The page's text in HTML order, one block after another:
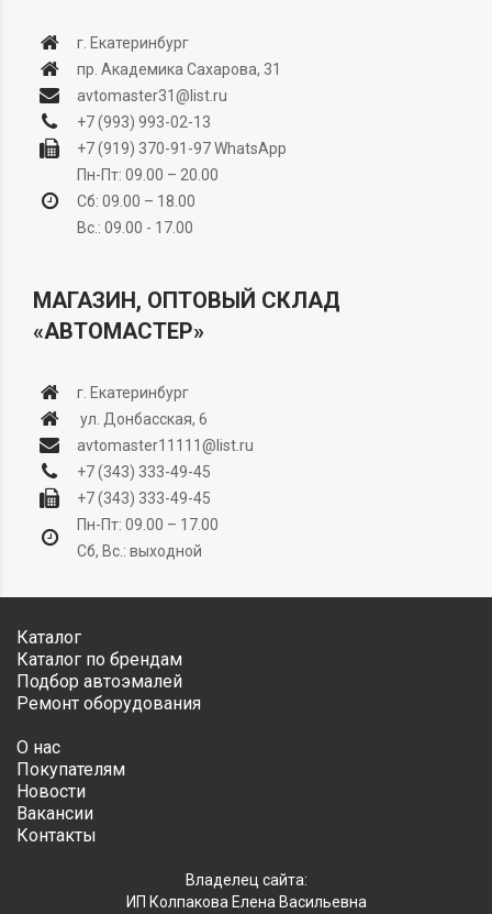
г. Екатеринбург
пр. Академика Сахарова, 31
avtomaster31@list.ru
+7 (993) 993-02-13
+7 (919) 370-91-97WhatsApp
Пн-Пт: 09.00 – 20.00
Сб: 09.00 – 18.00
Вс.: 09.00 - 17.00
МАГАЗИН, ОПТОВЫЙ СКЛАД
«АВТОМАСТЕР»
г. Екатеринбург
ул. Донбасская, 6
avtomaster11111@list.ru
+7 (343) 333-49-45
+7 (343) 333-49-45
Пн-Пт: 09.00 – 17.00
Сб, Вс.: выходной
Каталог
Каталог по брендам
Подбор автоэмалей
Ремонт оборудования
О нас
Покупателям
Новости
Вакансии
Контакты
Владелец сайта:
ИП Колпакова Елена Васильевна